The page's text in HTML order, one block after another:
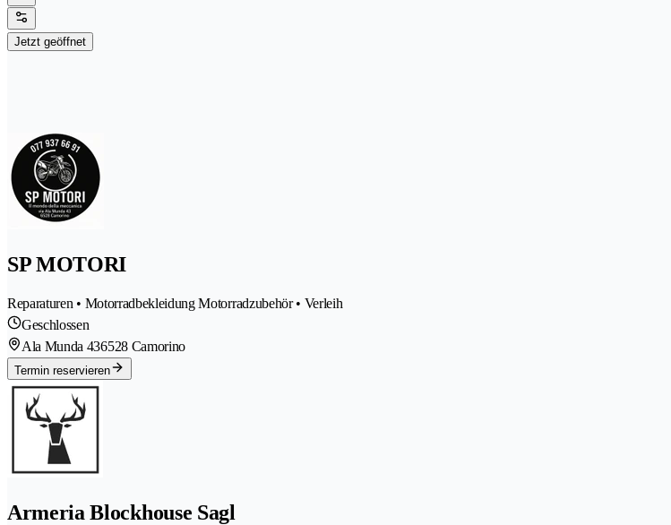
Jetzt geöffnet
SP MOTORI
Reparaturen • Motorradbekleidung Motorradzubehör • Verleih
Geschlossen
Ala Munda 436528 Camorino
Termin reservieren
Armeria Blockhouse Sagl